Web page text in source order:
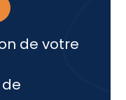
de votre